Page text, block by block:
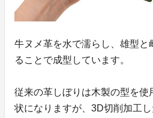
牛ヌメ革を水で濡らし、雄型と
ることで成型しています。
従来の革しぼりは木製の型を使
状になりますが、3D切削加工